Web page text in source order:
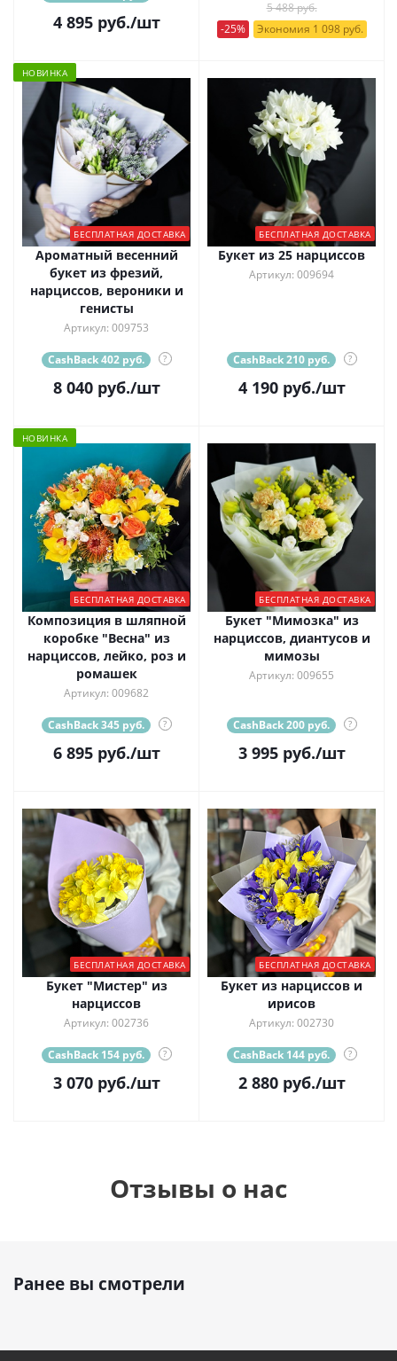
4 895руб./шт
5 488 руб.
-25%
Экономия 1 098 руб.
НОВИНКА
БЕСПЛАТНАЯ ДОСТАВКА
Ароматный весенний
букет из фрезий,
нарциссов, вероники и
генисты
Артикул: 009753
CashBack 402 руб. ?
8 040руб./шт
БЕСПЛАТНАЯ ДОСТАВКА
Букет из 25 нарциссов
Артикул: 009694
CashBack 210 руб. ?
4 190руб./шт
НОВИНКА
БЕСПЛАТНАЯ ДОСТАВКА
Композиция в шляпной
коробке "Весна" из
нарциссов, лейко, роз и
ромашек
Артикул: 009682
CashBack 345 руб. ?
6 895руб./шт
БЕСПЛАТНАЯ ДОСТАВКА
Букет "Мимозка" из
нарциссов, диантусов и
мимозы
Артикул: 009655
CashBack 200 руб. ?
3 995руб./шт
БЕСПЛАТНАЯ ДОСТАВКА
Букет "Мистер" из
нарциссов
Артикул: 002736
CashBack 154 руб. ?
3 070руб./шт
БЕСПЛАТНАЯ ДОСТАВКА
Букет из нарциссов и
ирисов
Артикул: 002730
CashBack 144 руб. ?
2 880руб./шт
Отзывы о нас
Ранее вы смотрели